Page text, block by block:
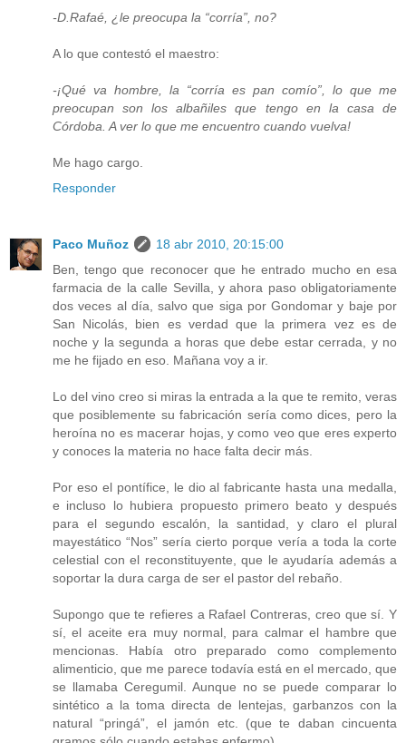
-D.Rafaé, ¿le preocupa la “corría”, no?
A lo que contestó el maestro:
-¡Qué va hombre, la “corría es pan comío”, lo que me
preocupan son los albañiles que tengo en la casa de
Córdoba. A ver lo que me encuentro cuando vuelva!
Me hago cargo.
Responder
Paco Muñoz
18 abr 2010, 20:15:00
Ben, tengo que reconocer que he entrado mucho en esa
farmacia de la calle Sevilla, y ahora paso obligatoriamente
dos veces al día, salvo que siga por Gondomar y baje por
San Nicolás, bien es verdad que la primera vez es de
noche y la segunda a horas que debe estar cerrada, y no
me he fijado en eso. Mañana voy a ir.
Lo del vino creo si miras la entrada a la que te remito, veras
que posiblemente su fabricación sería como dices, pero la
heroína no es macerar hojas, y como veo que eres experto
y conoces la materia no hace falta decir más.
Por eso el pontífice, le dio al fabricante hasta una medalla,
e incluso lo hubiera propuesto primero beato y después
para el segundo escalón, la santidad, y claro el plural
mayestático “Nos” sería cierto porque vería a toda la corte
celestial con el reconstituyente, que le ayudaría además a
soportar la dura carga de ser el pastor del rebaño.
Supongo que te refieres a Rafael Contreras, creo que sí. Y
sí, el aceite era muy normal, para calmar el hambre que
mencionas. Había otro preparado como complemento
alimenticio, que me parece todavía está en el mercado, que
se llamaba Ceregumil. Aunque no se puede comparar lo
sintético a la toma directa de lentejas, garbanzos con la
natural “pringá”, el jamón etc. (que te daban cincuenta